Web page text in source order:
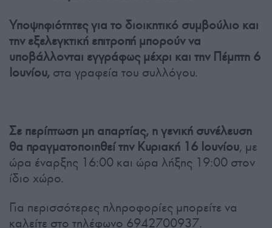
Υποψηφιότητες για το διοικητικό συμβούλιο και
την εξελεγκτική επιτροπή μπορούν να
υποβάλλονται εγγράφως μέχρι και την Πέμπτη 6
Ιουνίου, στα γραφεία του συλλόγου.
Σε περίπτωση μη απαρτίας, η γενική συνέλευση
θα πραγματοποιηθεί την Κυριακή 16 Ιουνίου, με
ώρα έναρξης 16:00 και ώρα λήξης 19:00 στον
ίδιο χώρο.
Για περισσότερες πληροφορίες μπορείτε να
καλείτε στο τηλέφωνο 6942700937.